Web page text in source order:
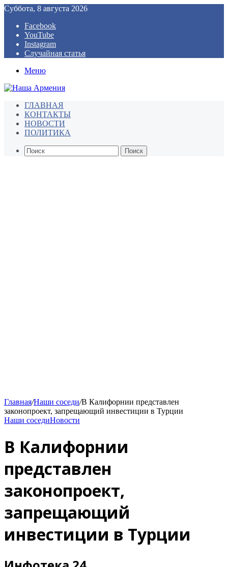
Суббота, 8 августа 2026
Facebook
YouTube
Instagram
Случайная статья
Меню
ГЛАВНАЯ
КОНТАКТЫ
НОВОСТИ
ПОЛИТИКА
Поиск
Главная/Наши соседи/В Калифорнии представлен
законопроект, запрещающий инвестиции в Турции
Наши соседиНовости
В Калифорнии
представлен
законопроект,
запрещающий
инвестиции в Турции